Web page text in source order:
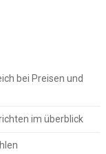
bei Preisen und
im überblick